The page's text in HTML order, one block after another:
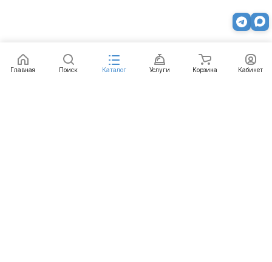
Главная Поиск Каталог Услуги Корзина Кабинет